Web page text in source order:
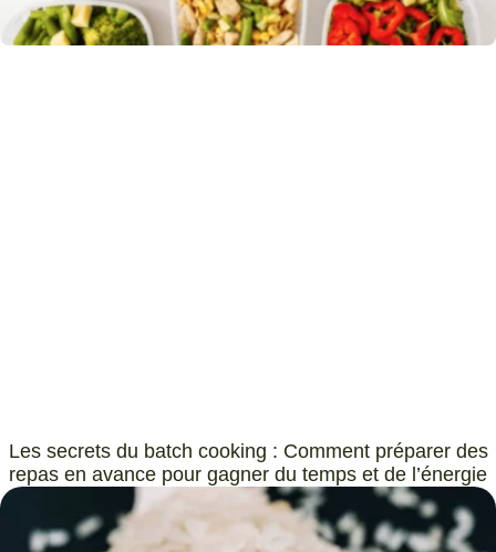
Les secrets du batch cooking : Comment préparer des
repas en avance pour gagner du temps et de l’énergie